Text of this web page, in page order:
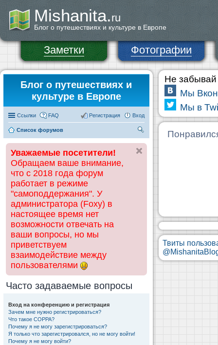
Mishanita.ru
Блог о путешествиях и культуре в Европе
Заметки Фотографии
Блог о путешествиях и
культуре в Европе
Ссылки FAQ Вход
Регистрация
Список форумов
ск
Уважаемые посетители!
Обращаем ваше внимание,
что с 2018 года форум
работает в режиме
"самоподдержания". У
администратора (Foxy) в
настоящее время нет
возможности отвечать на
ваши вопросы, но мы
приветствуем
взаимодействие между
пользователями
Часто задаваемые вопросы
Вход на конференцию и регистрация
Зачем мне нужно регистрироваться?
Что такое COPPA?
Почему я не могу зарегистрироваться?
Я только что зарегистрировался, но не могу войти!
Почему я не могу войти?
Не забывай
Мы
Мы в
Твиты